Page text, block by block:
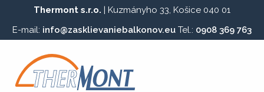
Thermont s.r.o. | Kuzmányho 33, Košice 040 01
E-mail: info@zasklievaniebalkonov.eu Tel.: 0908 369 763